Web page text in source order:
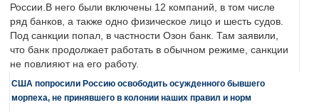
России.В него были включены 12 компаний, в том числе
ряд банков, а также одно физическое лицо и шесть судов.
Под санкции попал, в частности Озон банк. Там заявили,
что банк продолжает работать в обычном режиме, санкции
не повлияют на его работу.
США попросили Россию освободить осужденного бывшего
морпеха, не принявшего в колонии наших правил и норм